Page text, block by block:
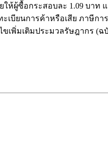
ผู้ซื้อกระสอบละ 1.09 บาท
ยนการค้าหรือเสีย ภาษีการ
พิ่มเติมประมวลรัษฎากร (ฉบั